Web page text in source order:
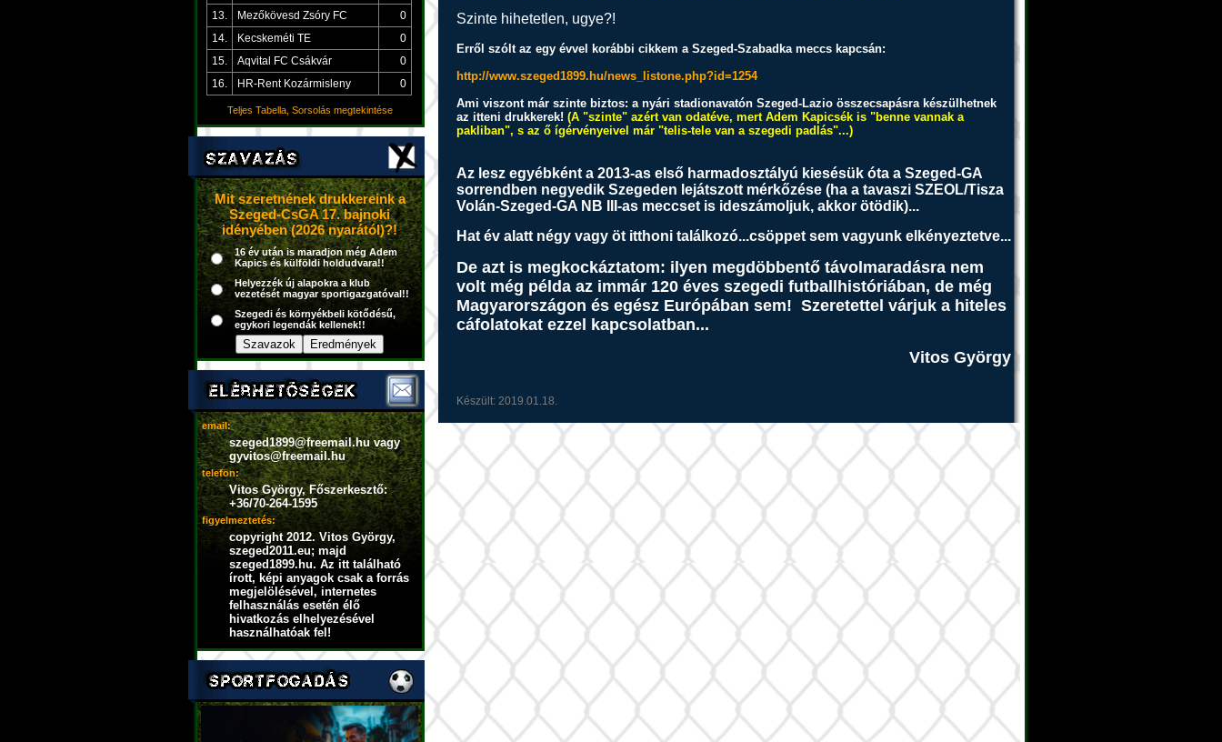
13.
Mezőkövesd Zsóry FC
0
14.
Kecskeméti TE
0
15.
Aqvital FC Csákvár
0
16.
HR-Rent Kozármisleny 0
Teljes Tabella, Sorsolás megtekintése
Mit szeretnének drukkereink a
Szeged-CsGA 17. bajnoki
idényében (2026 nyarától)?!
16 év után is maradjon még Adem
Kapics és külföldi holdudvara!!
Helyezzék új alapokra a klub
vezetését magyar sportigazgatóval!!
Szegedi és környékbeli kötődésű,
egykori legendák kellenek!!
email:
szeged1899@freemail.hu vagy
gyvitos@freemail.hu
telefon:
Vitos György, Főszerkesztő:
+36/70-264-1595
figyelmeztetés:
copyright 2012. Vitos György,
szeged2011.eu; majd
szeged1899.hu. Az itt található
írott, képi anyagok csak a forrás
megjelölésével, internetes
felhasználás esetén élő
hivatkozás elhelyezésével
használhatóak fel!
Szinte hihetetlen, ugye?!
Erről szólt az egy évvel korábbi cikkem a Szeged-Szabadka meccs kapcsán:
http://www.szeged1899.hu/news_listone.php?id=1254
Ami viszont már szinte biztos: a nyári stadionavatón Szeged-Lazio összecsapásra készülhetnek
az itteni drukkerek! (A "szinte" azért van odatéve, mert Adem Kapicsék is "benne vannak a
pakliban", s az ő ígérvényeivel már "telis-tele van a szegedi padlás"...)
Az lesz egyébként a 2013-as első harmadosztályú kiesésük óta a Szeged-GA
sorrendben negyedik Szegeden lejátszott mérkőzése (ha a tavaszi SZEOL/Tisza
Volán-Szeged-GA NB III-as meccset is ideszámoljuk, akkor ötödik)...
Hat év alatt négy vagy öt itthoni találkozó...csöppet sem vagyunk elkényeztetve...
De azt is megkockáztatom: ilyen megdöbbentő távolmaradásra nem
volt még példa az immár 120 éves szegedi futballhistóriában, de még
Magyarországon és egész Európában sem! Szeretettel várjuk a hiteles
cáfolatokat ezzel kapcsolatban...
Vitos György
Készült: 2019.01.18.